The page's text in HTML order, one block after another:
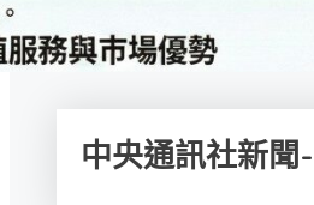
中央通訊社新聞